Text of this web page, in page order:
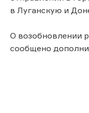
в Луганскую и
О возобновлении
сообщено